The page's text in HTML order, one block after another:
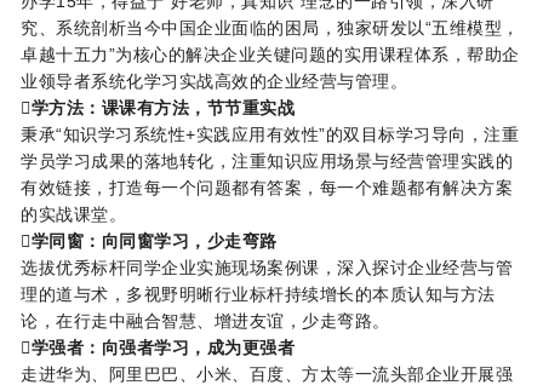
究、系统剖析当今中国企业面临的困局，独家研发以“五维模型，
卓越十五力”为核心的解决企业关键问题的实用课程体系，帮助企
业领导者系统化学习实战高效的企业经营与管理。
学方法：课课有方法，节节重实战
秉承“知识学习系统性+实践应用有效性”的双目标学习导向，注重
学员学习成果的落地转化，注重知识应用场景与经营管理实践的
有效链接，打造每一个问题都有答案，每一个难题都有解决方案
的实战课堂。
学同窗：向同窗学习，少走弯路
选拔优秀标杆同学企业实施现场案例课，深入探讨企业经营与管
理的道与术，多视野明晰行业标杆持续增长的本质认知与方法
论，在行走中融合智慧、增进友谊，少走弯路。
学强者：向强者学习，成为更强者
走进华为、阿里巴巴、小米、百度、方太等一流头部企业开展强